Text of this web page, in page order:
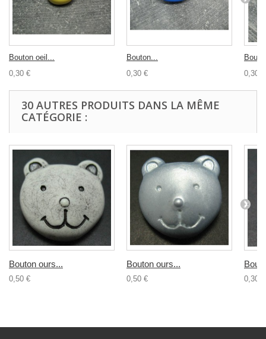
Bouton oeil...
0,30 €
Bouton...
0,30 €
0,30 €
30 AUTRES PRODUITS DANS LA MÊME
CATÉGORIE :
Bouton ours...
0,50 €
Bouton ours...
0,50 € 0,30 €